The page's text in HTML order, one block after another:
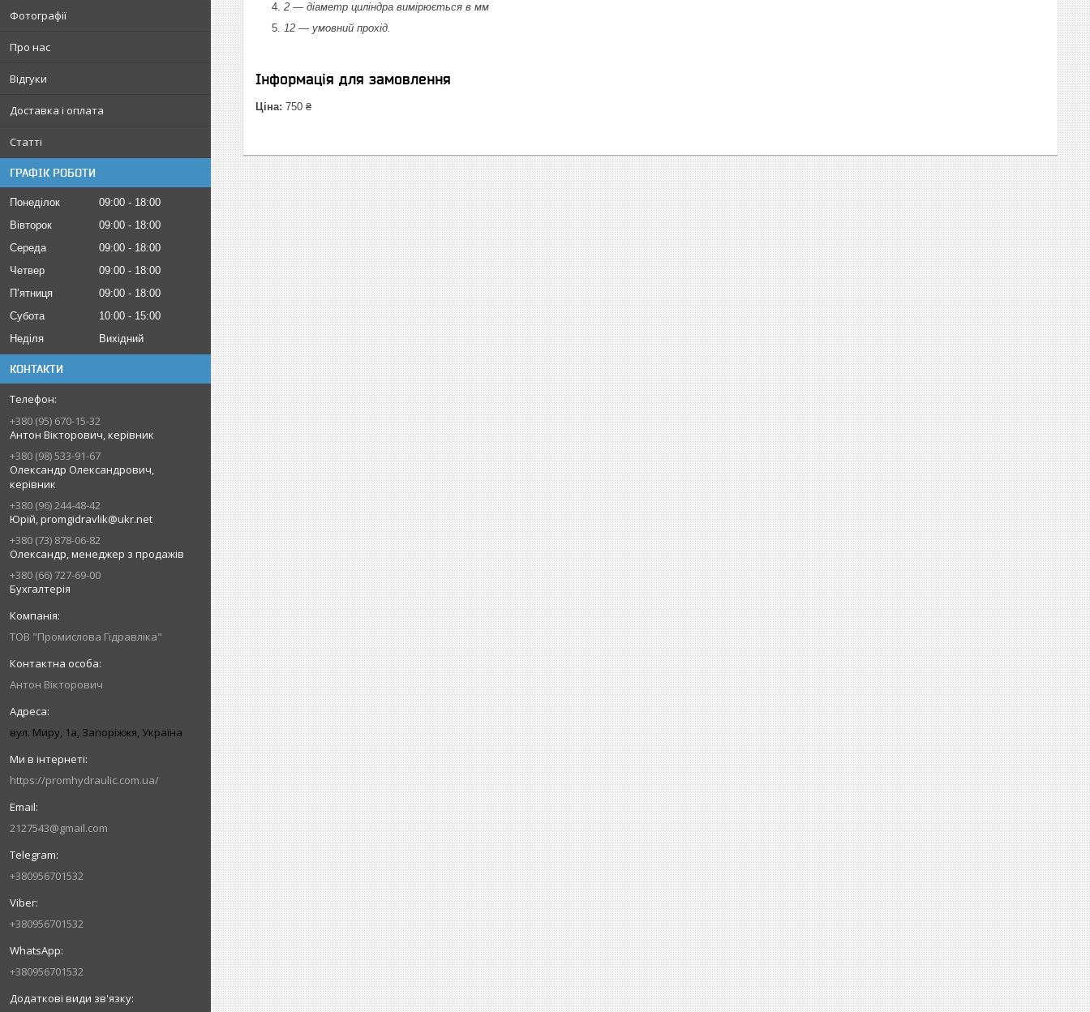
Фотографії
Про нас
Відгуки
Доставка і оплата
Статті
ГРАФІК РОБОТИ
Понеділок 09:00
18:00
Вівторок
09:00
18:00
Середа
09:00
18:00
Четвер
09:00
18:00
Пʼятниця
09:00
18:00
Субота
10:00
15:00
Неділя
Вихідний
КОНТАКТИ
+380 (95) 670-15-32
Антон Вікторович, керівник
+380 (98) 533-91-67
Олександр Олександрович,
керівник
+380 (96) 244-48-42
Юрій, promgidravlik@ukr.net
+380 (73) 878-06-82
Олександр, менеджер з продажів
+380 (66) 727-69-00
Бухгалтерія
ТОВ "Промислова Гідравліка"
Антон Вікторович
вул. Миру, 1а, Запоріжжя, Україна
https://promhydraulic.com.ua/
2127543@gmail.com
+380956701532
+380956701532
+380956701532
2 — діаметр циліндра вимірюється в мм
12 — умовний прохід.
Інформація для замовлення
Ціна: 750 ₴